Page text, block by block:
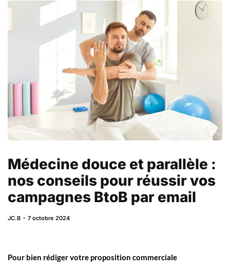
Médecine douce et parallèle :
nos conseils pour réussir vos
campagnes BtoB par email
JC.B 7 octobre 2024
Pour bien rédiger votre proposition commerciale